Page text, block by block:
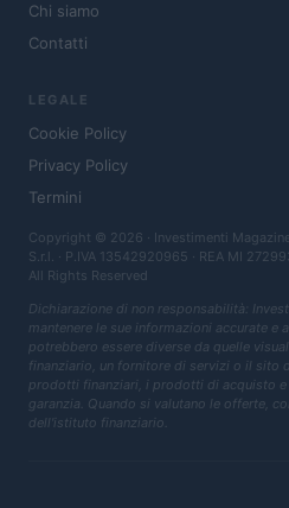
Chi siamo
Contatti
LEGALE
Cookie Policy
Privacy Policy
Termini
Copyright © 2026 · Investimenti
S.r.l. · P.IVA 13542920965 · REA MI
All Rights Reserved
Dichiarazione di non responsabilità:
mantenere le sue informazioni accurate e
potrebbero essere diverse da quelle
finanziario, un fornitore di servizi o il sito
prodotti finanziari, i prodotti di acquisto
garanzia. Quando si valutano le offerte,
dell'istituto finanziario.